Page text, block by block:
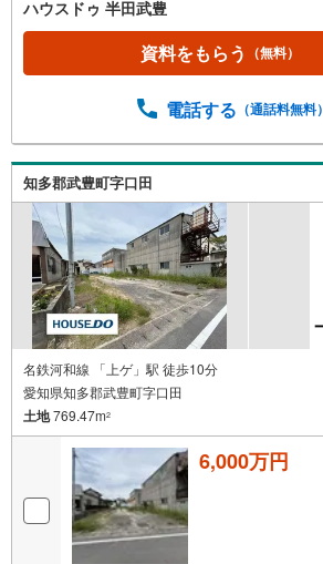
ハウスドゥ 半田武豊
資料をもらう （無料）
電話する （通話料無料）
知多郡武豊町字口田
名鉄河和線 「上ゲ」駅 徒歩10分
愛知県知多郡武豊町字口田
土地769.47m2
6,000万円